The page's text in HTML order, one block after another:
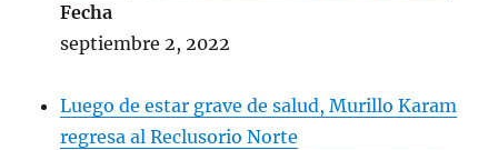
Fecha
septiembre 2, 2022
Luego de estar grave de salud, Murillo Karam
regresa al Reclusorio Norte